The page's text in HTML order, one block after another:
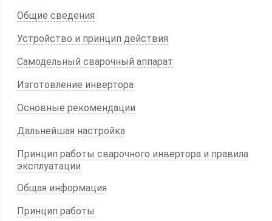
Общие сведения
Устройство и принцип действия
Самодельный сварочный аппарат
Изготовление инвертора
Основные рекомендации
Дальнейшая настройка
Принцип работы сварочного инвертора и правила
эксплуатации
Общая информация
Принцип работы